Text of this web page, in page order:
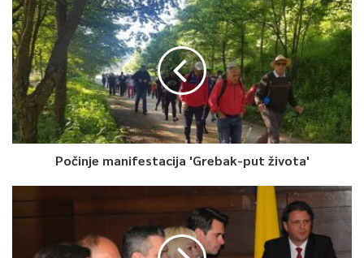
nećemo tako ponašati i idemo tamo da pokažemo da i mi
znamo igrati fudbal, te da učinimo sve da ostvarimo što bolji
rezultat. Osim toga, moramo biti spremni i za meč sa
Luksemburgom koji nas očekuje poslije i koji nam je jako
važan“, kazao je Janjoš.
Dal Varešanović je rekao da je sretan zbog poziva u „A“ tim.
živi. Što se tiče Portugala, nadam se da će sve proći dobro po
nas. Ako dobijem priliku da igram, biću spreman. Pokazao sam
do sada da se znam nositi sa pritiskom i to mi ne predstavlja
Počinje manifestacija 'Grebak-put života'